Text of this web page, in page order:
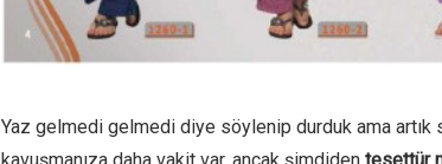
Yaz gelmedi gelmedi diye söylenip durduk ama artık